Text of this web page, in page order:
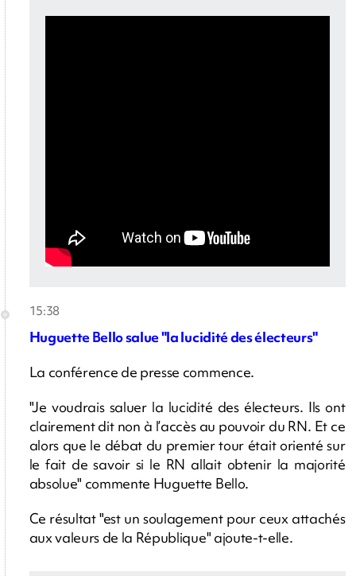
15:38
Huguette Bello salue "la lucidité des électeurs"
La conférence de presse commence.
"Je voudrais saluer la lucidité des électeurs. Ils ont
clairement dit non à l’accès au pouvoir du RN. Et ce
alors que le débat du premier tour était orienté sur
le fait de savoir si le RN allait obtenir la majorité
absolue" commente Huguette Bello.
Ce résultat "est un soulagement pour ceux attachés
aux valeurs de la République" ajoute-t-elle.